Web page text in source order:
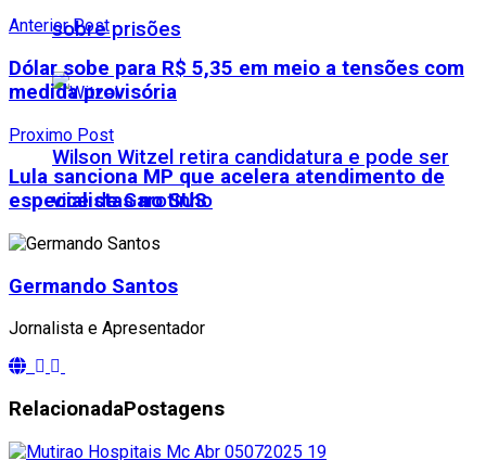
sobre prisões
Wilson Witzel retira candidatura e pode ser
vice de Garotinho
Anterior Post
Dólar sobe para R$ 5,35 em meio a tensões com
medida provisória
Proximo Post
Lula sanciona MP que acelera atendimento de
especialistas no SUS
Germando Santos
Jornalista e Apresentador
RelacionadaPostagens